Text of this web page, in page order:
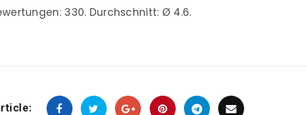
330. Durchschnitt: Ø 4.6.